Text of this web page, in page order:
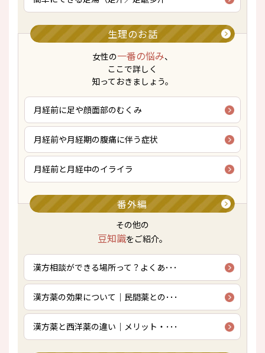
生理のお話
女性の一番の悩み、
ここで詳しく
知っておきましょう。
月経前に足や顔面部のむくみ
月経前や月経期の腹痛に伴う症状
月経前と月経中のイライラ
番外編
その他の
豆知識をご紹介。
漢方相談ができる場所って？よくあ･･･
漢方薬の効果について｜民間薬との･･･
漢方薬と西洋薬の違い｜メリット・･･･